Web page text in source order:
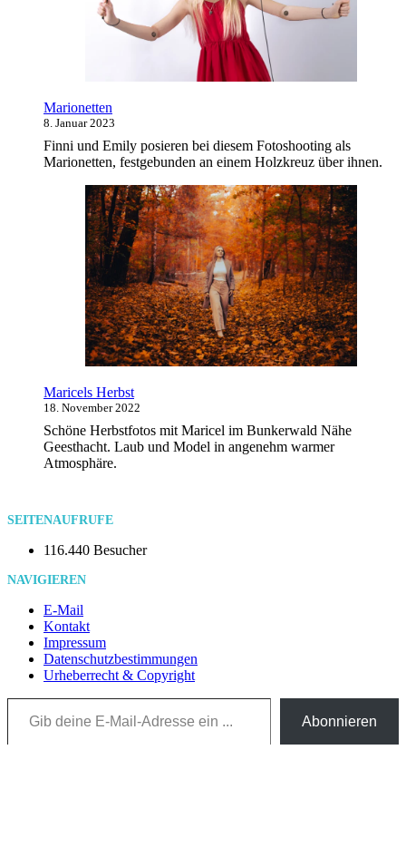
Marionetten
8. Januar 2023
Finni und Emily posieren bei diesem Fotoshooting als
Marionetten, festgebunden an einem Holzkreuz über ihnen.
Maricels Herbst
18. November 2022
Schöne Herbstfotos mit Maricel im Bunkerwald Nähe
Geesthacht. Laub und Model in angenehm warmer
Atmosphäre.
SEITENAUFRUFE
116.440 Besucher
NAVIGIEREN
E-Mail
Kontakt
Impressum
Datenschutzbestimmungen
Urheberrecht & Copyright
Gib deine E-Mail-Adresse ein ...
Abonnieren